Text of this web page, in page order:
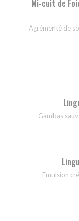
Mi-cuit de
Agrémenté de
Gambas
Emulsion